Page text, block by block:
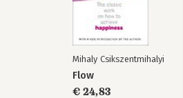
Mihaly Csikszentmihalyi
Flow
€ 24,83